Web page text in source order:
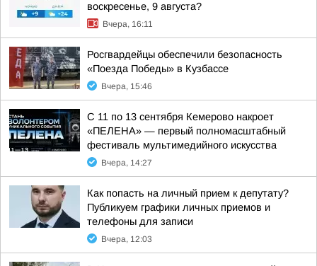
воскресенье, 9 августа?
Вчера, 16:11
Росгвардейцы обеспечили безопасность
«Поезда Победы» в Кузбассе
Вчера, 15:46
С 11 по 13 сентября Кемерово накроет
«ПЕЛЕНА» — первый полномасштабный
фестиваль мультимедийного искусства
Вчера, 14:27
Как попасть на личный прием к депутату?
Публикуем графики личных приемов и
телефоны для записи
Вчера, 12:03